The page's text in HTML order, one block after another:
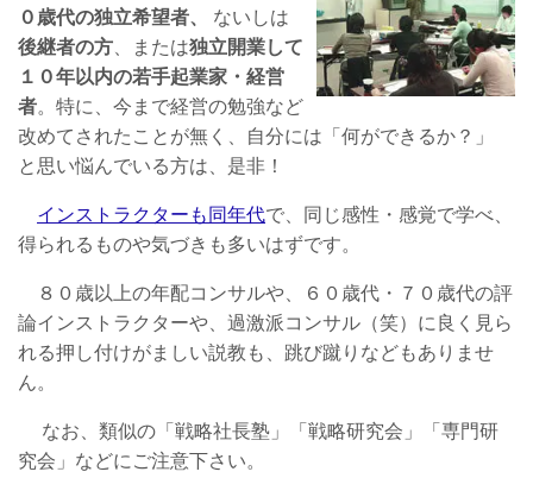
０歳代の独立希望者、 ないしは
後継者の方 、または独立開業して
１０年以内の若手起業家・経営
者。特に、今まで経営の勉強など
改めてされたことが無く、自分には「何ができるか？」
と思い悩んでいる方は、是非！
インストラクターも同年代で、同じ感性・感覚で学べ、
得られるものや気づきも多いはずです。
８０歳以上の年配コンサルや、６０歳代・７０歳代の評
論インストラクターや、過激派コンサル（笑）に良く見ら
れる押し付けがましい説教も、跳び蹴りなどもありませ
ん。
なお、類似の「戦略社長塾」「戦略研究会」「専門研
究会」などにご注意下さい。